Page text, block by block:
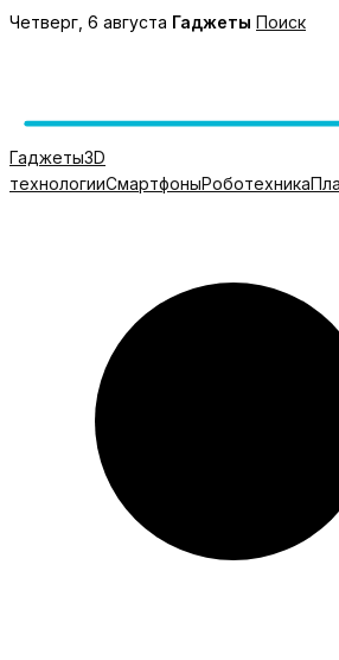
Перейти
Четверг, 6 августа Гаджеты Поиск
Гаджеты3D
технологииСмартфоныРоботехника